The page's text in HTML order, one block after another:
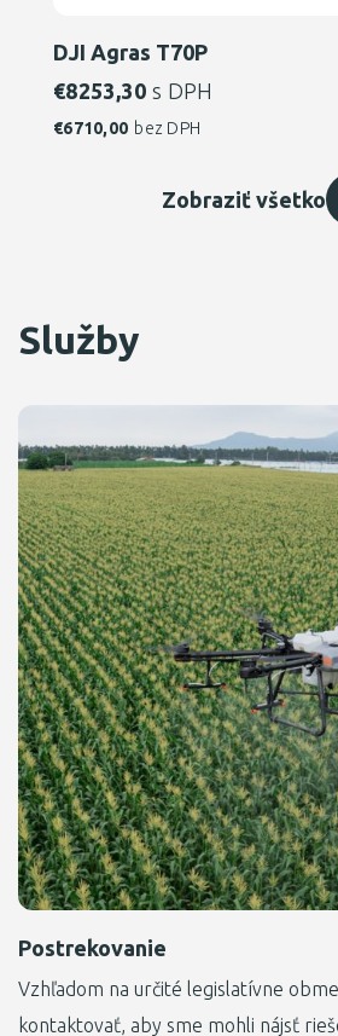
DJI Agras T70P
€8253,30 s DPH
€6710,00 bez DPH
Zobraziť všetko
Služby
Postrekovanie
Vzhľadom na určité legislatívne
kontaktovať, aby sme mohli nájsť